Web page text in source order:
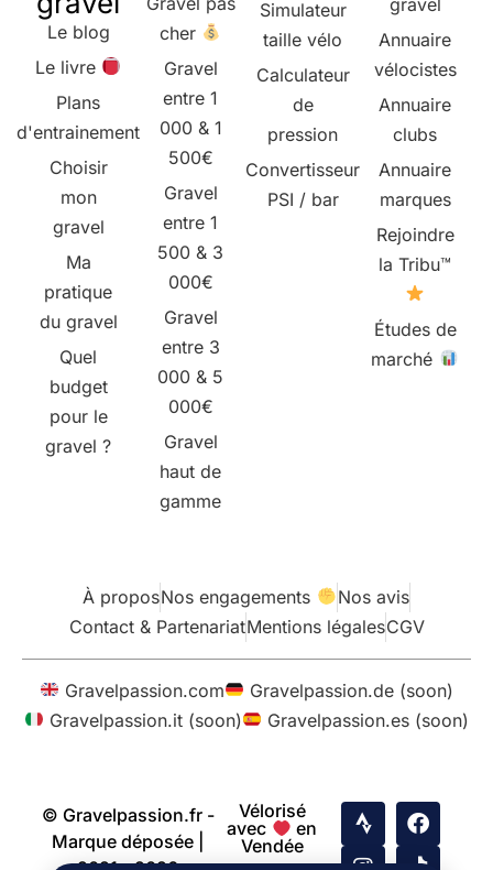
Le blog
Le livre
Plans
d'entrainement
Choisir
mon
gravel
Ma
pratique
du gravel
Quel
budget
pour le
gravel ?
cher
Gravel
entre 1
000 & 1
500€
Gravel
entre 1
500 & 3
000€
Gravel
entre 3
000 & 5
000€
Gravel
haut de
gamme
Simulateur
taille vélo
Calculateur
de
pression
Convertisseur
PSI / bar
Annuaire
vélocistes
Annuaire
clubs
Annuaire
marques
Rejoindre
la Tribu™
Études de
marché
À proposNos engagements
Nos avis
Contact & PartenariatMentions légalesCGV
Gravelpassion.com
Gravelpassion.de (soon)
Gravelpassion.it (soon)
Gravelpassion.es (soon)
© Gravelpassion.fr -
Marque déposée |
Vélorisé
avec
en
Vendée